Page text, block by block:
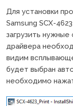
Для установки
Samsung SCX-
загрузить нужные
драйвера
видим
будет выбран
необходимо